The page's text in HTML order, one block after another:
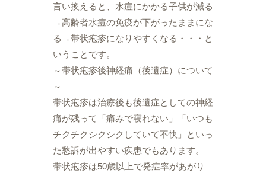
言い換えると、水痘にかかる子供が減る
→高齢者水痘の免疫が下がったままにな
る→帯状疱疹になりやすくなる・・・と
いうことです。
～帯状疱疹後神経痛（後遺症）について
～
帯状疱疹は治療後も後遺症としての神経
痛が残って「痛みで寝れない」「いつも
チクチクシクシクしていて不快」といっ
た愁訴が出やすい疾患でもあります。
帯状疱疹は50歳以上で発症率があがり